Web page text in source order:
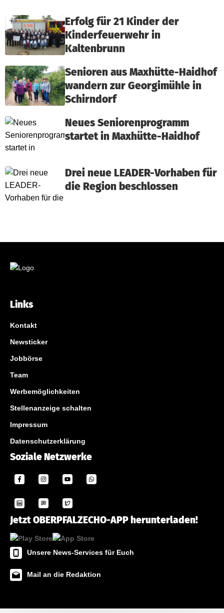
Erfolg für 21 Kinder der
Kinderfeuerwehr in
Kaltenbrunn
Senioren aus Maxhütte-Haidhof
wandern zur Georgimühle in
Schirndorf
Neues Seniorenprogramm
startet in Maxhütte-Haidhof
Drei neue LEADER-Vorhaben für
die Region beschlossen
Links
Kontakt
Newsticker
Jobbörse
Team
Werbemöglichkeiten
Stellenanzeige schalten
Impressum
Datenschutzerklärung
Soziale Netzwerke
Jetzt OBERPFALZECHO-APP herunterladen!
Unsere News-Services für Euch
Mail an die Redaktion